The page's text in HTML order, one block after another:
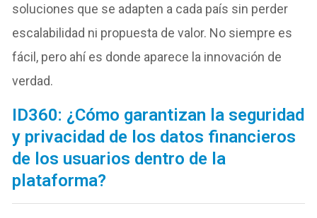
soluciones que se adapten a cada país sin perder
escalabilidad ni propuesta de valor. No siempre es
fácil, pero ahí es donde aparece la innovación de
verdad.
ID360: ¿Cómo garantizan la seguridad
y privacidad de los datos financieros
de los usuarios dentro de la
plataforma?